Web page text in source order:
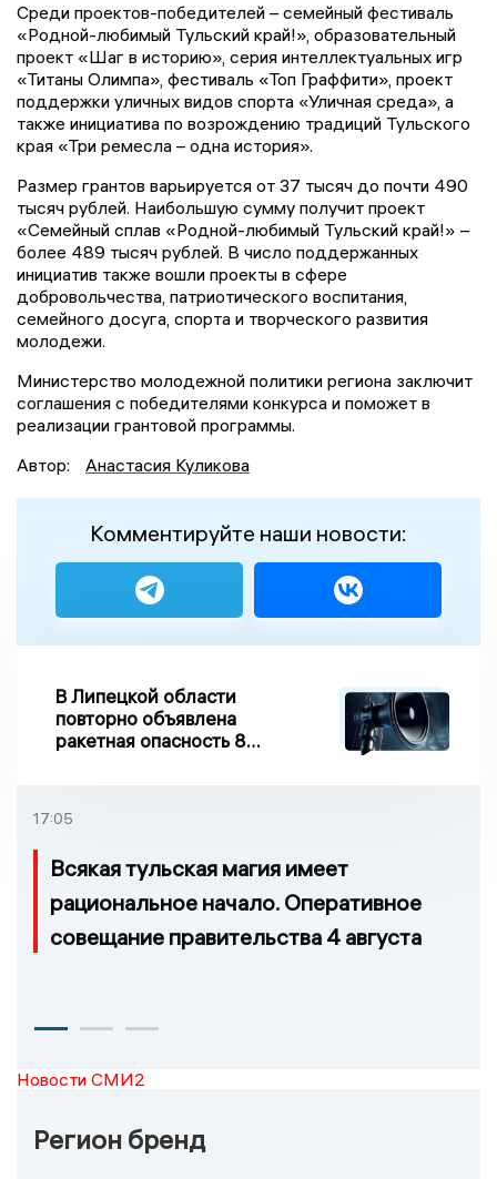
Среди проектов-победителей – семейный фестиваль
«Родной-любимый Тульский край!», образовательный
проект «Шаг в историю», серия интеллектуальных игр
«Титаны Олимпа», фестиваль «Топ Граффити», проект
поддержки уличных видов спорта «Уличная среда», а
также инициатива по возрождению традиций Тульского
края «Три ремесла – одна история».
Размер грантов варьируется от 37 тысяч до почти 490
тысяч рублей. Наибольшую сумму получит проект
«Семейный сплав «Родной-любимый Тульский край!» –
более 489 тысяч рублей. В число поддержанных
инициатив также вошли проекты в сфере
добровольчества, патриотического воспитания,
семейного досуга, спорта и творческого развития
молодежи.
Министерство молодежной политики региона заключит
соглашения с победителями конкурса и поможет в
реализации грантовой программы.
Автор:
Анастасия Куликова
Комментируйте наши новости:
В Липецкой области
повторно объявлена
ракетная опасность 8
17:05
Всякая тульская магия имеет
рациональное начало. Оперативное
совещание правительства 4 августа
Новости СМИ2
Регион бренд